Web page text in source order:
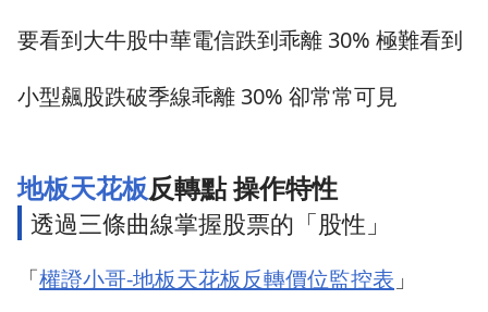
要看到大牛股中華電信跌到乖離 30% 極難看到
小型飆股跌破季線乖離 30% 卻常常可見
地板天花板反轉點 操作特性
透過三條曲線掌握股票的「股性」
「權證小哥-地板天花板反轉價位監控表 」